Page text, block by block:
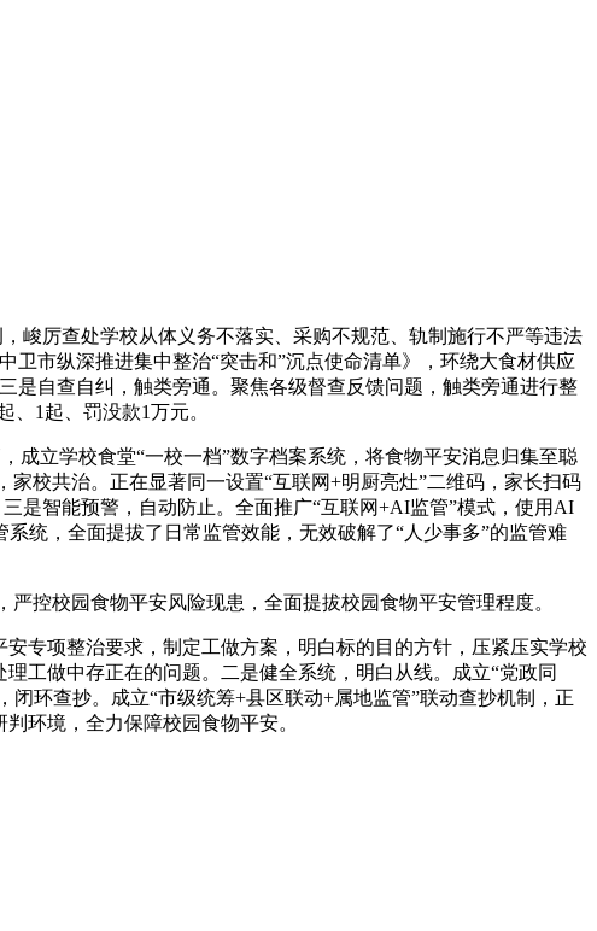
厉查处学校从体义务不落实、采购不规范、轨制施行不严等违法
卫市纵深推进集中整治“突击和”沉点使命清单》，环绕大食材供应
是自查自纠，触类旁通。聚焦各级督查反馈问题，触类旁通进行整
1起、罚没款1万元。
立学校食堂“一校一档”数字档案系统，将食物平安消息归集至聪
校共治。正在显著同一设置“互联网+明厨亮灶”二维码，家长扫码
是智能预警，自动防止。全面推广“互联网+AI监管”模式，使用AI
统，全面提拔了日常监管效能，无效破解了“人少事多”的监管难
控校园食物平安风险现患，全面提拔校园食物平安管理程度。
项整治要求，制定工做方案，明白标的目的方针，压紧压实学校
工做中存正在的问题。二是健全系统，明白从线。成立“党政同
环查抄。成立“市级统筹+县区联动+属地监管”联动查抄机制，正
环境，全力保障校园食物平安。